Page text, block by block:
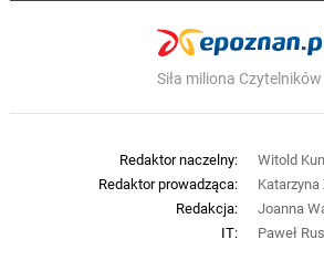
Siła miliona Czytelników
Redaktor naczelny:
Witold
Redaktor prowadząca:
Redakcja:
Joanna
IT:
Paweł